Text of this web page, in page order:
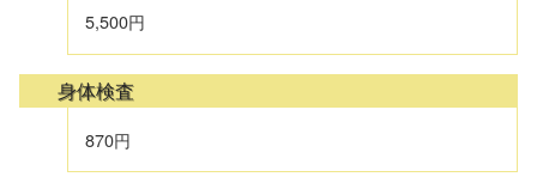
5,500円
身体検査
870円